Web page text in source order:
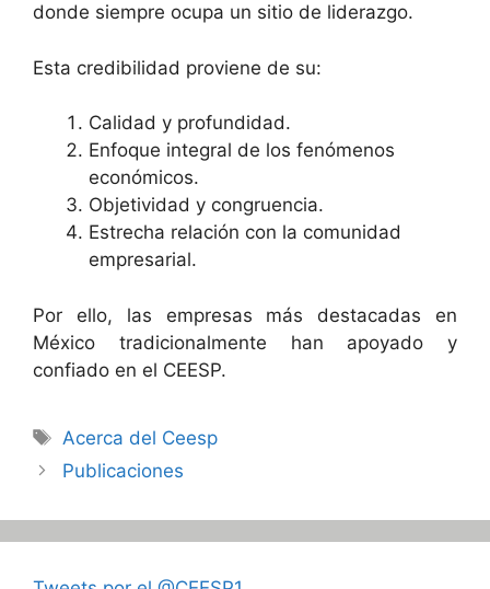
donde siempre ocupa un sitio de liderazgo.
Esta credibilidad proviene de su:
Calidad y profundidad.
Enfoque integral de los fenómenos
económicos.
Objetividad y congruencia.
Estrecha relación con la comunidad
empresarial.
Por ello, las empresas más destacadas en
México tradicionalmente han apoyado y
confiado en el CEESP.
Etiquetas
Acerca del Ceesp
Publicaciones